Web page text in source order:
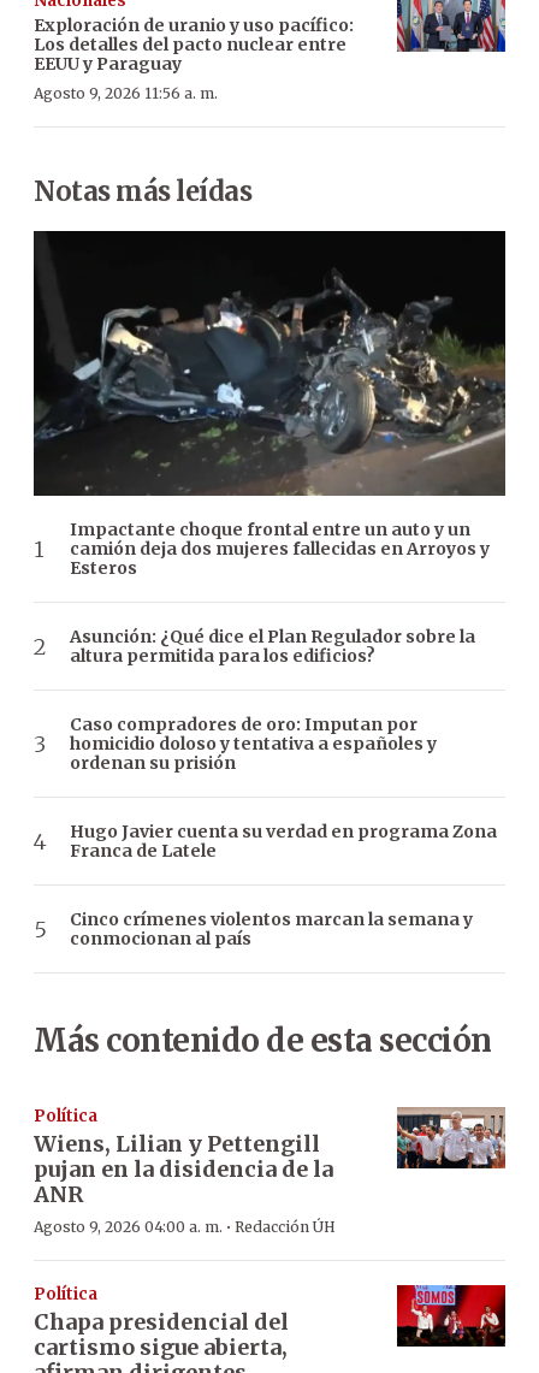
Exploración de uranio y uso pacífico:
Los detalles del pacto nuclear entre
EEUU y Paraguay
Agosto 9, 2026 11:56 a. m.
Notas más leídas
Impactante choque frontal entre un auto y un
camión deja dos mujeres fallecidas en Arroyos y
Esteros
Asunción: ¿Qué dice el Plan Regulador sobre la
altura permitida para los edificios?
Caso compradores de oro: Imputan por
homicidio doloso y tentativa a españoles y
ordenan su prisión
Hugo Javier cuenta su verdad en programa Zona
Franca de Latele
Cinco crímenes violentos marcan la semana y
conmocionan al país
Más contenido de esta sección
Política
Wiens, Lilian y Pettengill
pujan en la disidencia de la
ANR
Agosto 9, 2026 04:00 a. m. · Redacción ÚH
Política
Chapa presidencial del
cartismo sigue abierta,